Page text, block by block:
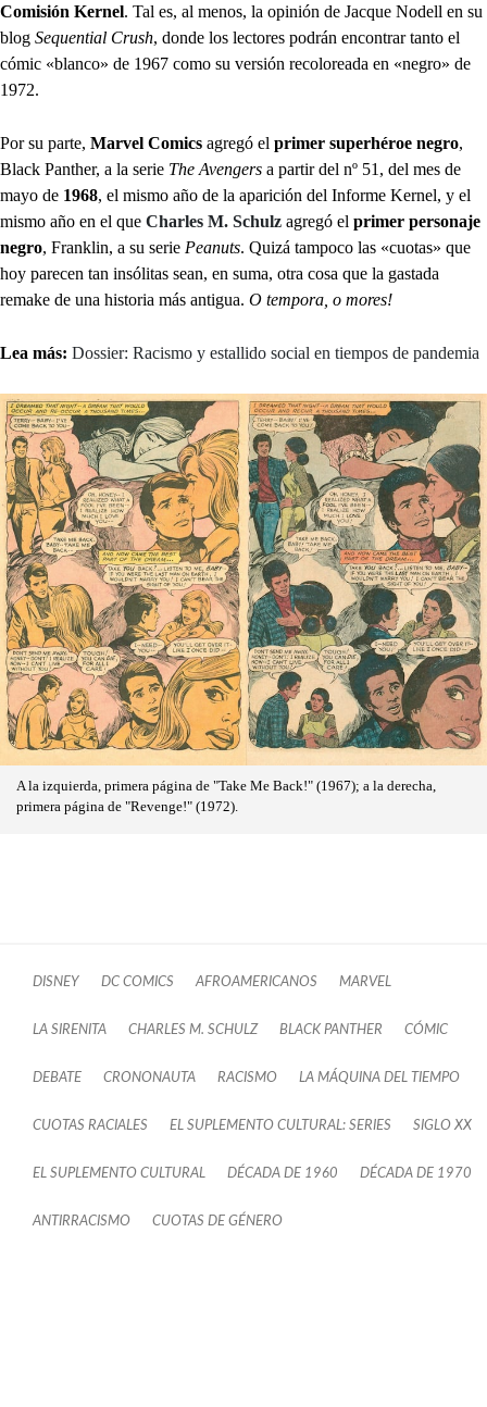
Comisión Kernel. Tal es, al menos, la opinión de Jacque Nodell en su
blog Sequential Crush, donde los lectores podrán encontrar tanto el
cómic «blanco» de 1967 como su versión recoloreada en «negro» de
1972.
Por su parte, Marvel Comics agregó el primer superhéroe negro,
Black Panther, a la serie The Avengers a partir del nº 51, del mes de
mayo de 1968, el mismo año de la aparición del Informe Kernel, y el
mismo año en el que Charles M. Schulz agregó el primer personaje
negro, Franklin, a su serie Peanuts. Quizá tampoco las «cuotas» que
hoy parecen tan insólitas sean, en suma, otra cosa que la gastada
remake de una historia más antigua. O tempora, o mores!
Lea más: Dossier: Racismo y estallido social en tiempos de pandemia
A la izquierda, primera página de "Take Me Back!" (1967); a la derecha,
primera página de "Revenge!" (1972).
DISNEY DC COMICS AFROAMERICANOS MARVEL
LA SIRENITA CHARLES M. SCHULZ BLACK PANTHER CÓMIC
DEBATE CRONONAUTA RACISMO LA MÁQUINA DEL TIEMPO
CUOTAS RACIALES EL SUPLEMENTO CULTURAL: SERIES SIGLO XX
EL SUPLEMENTO CULTURAL DÉCADA DE 1960 DÉCADA DE 1970
ANTIRRACISMO CUOTAS DE GÉNERO